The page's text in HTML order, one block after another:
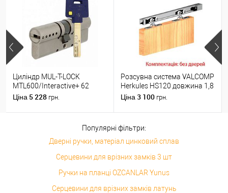
Циліндр MUL-T-LOCK
MTL600/Interactive+ 62
(31*31) нікель сатин
Ціна 5 228 грн.
Розсувна система VALCOMP
Herkules HS120 довжина 1,8
м на 1 полотно вагою до
Ціна 3 100 грн.
Популярні фільтри:
Дверні ручки, матеріал цинковий сплав
Серцевини для врізних замків 3 шт
Ручки на планці OZCANLAR Yunus
Серцевини для врізних замків латунь